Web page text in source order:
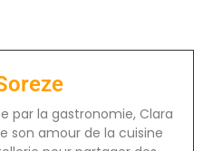
par la gastronomie, Clara
son amour de la cuisine